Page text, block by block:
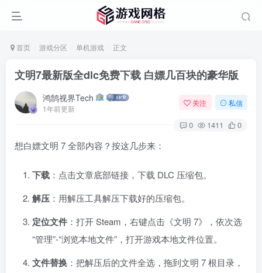
首页 游戏分区 单机游戏 正文
文明7最新版全dlc免费下载 白嫖几百块的豪华版
鸿鹄视界Tech
1年前更新
关注 私信
0 1411 0
想白嫖文明 7 全部内容？按这几步来：
下载 ：点击文章底部链接，下载 DLC 压缩包。
解压 ：用解压工具解压下载好的压缩包。
定位文件 ：打开 Steam，右键点击《文明 7》，依次选
“管理”-“浏览本地文件”，打开游戏本地文件位置。
文件替换 ：把解压后的文件全选，拖到文明 7 根目录，